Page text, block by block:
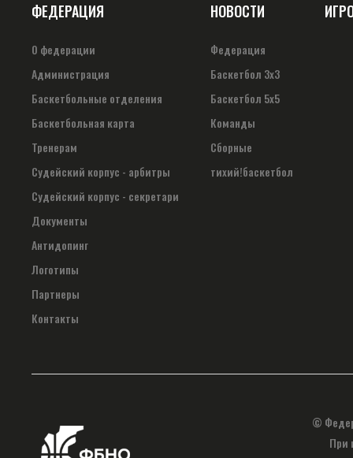
ФЕДЕРАЦИЯ
О федерации
Администрация
Баскетбольные отделения
Баскетбольная карта
Тренерам
Судейский корпус - арбитры
Судейский корпус - секретари
Документы
Антидопинг
Логотипы
Партнеры
Контакты
НОВОСТИ
Федерация
Баскетбол 3х3
Баскетбол 5х5
Команды
Сборные
тихий!баскетбол
©
При